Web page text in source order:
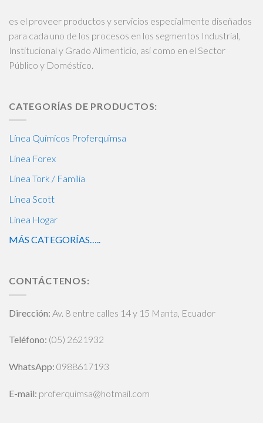
es el proveer productos y servicios especialmente diseñados
para cada uno de los procesos en los segmentos Industrial,
Institucional y Grado Alimenticio, así como en el Sector
Público y Doméstico.
CATEGORÍAS DE PRODUCTOS:
Línea Químicos Proferquimsa
Línea Forex
Línea Tork / Familia
Línea Scott
Línea Hogar
MÁS CATEGORÍAS…..
CONTÁCTENOS:
Dirección: Av. 8 entre calles 14 y 15 Manta, Ecuador
Teléfono: (05) 2621932
WhatsApp: 0988617193
E-mail: proferquimsa@hotmail.com